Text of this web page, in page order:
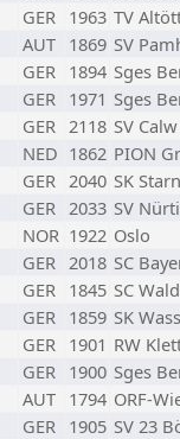
GER 1963 TV
AUT 1869 SV
GER 1894 Sges
GER 1971 Sges
GER 2118 SV Calw
NED 1862 PION
GER 2040 SK
GER 2033 SV
NOR 1922 Oslo
GER 2018 SC
GER 1845 SC
GER 1859 SK
GER 1901 RW
GER 1900 Sges
AUT 1794 ORF-
GER 1905 SV 23